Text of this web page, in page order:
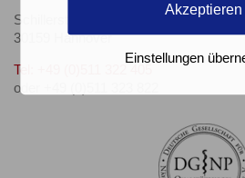
Schillerstr. 34 (neben C&A)
30159 Hannover
Tel: +49 (0)511 322 405
oder +49 (0)511 323 822
Akzeptieren
Einstellungen